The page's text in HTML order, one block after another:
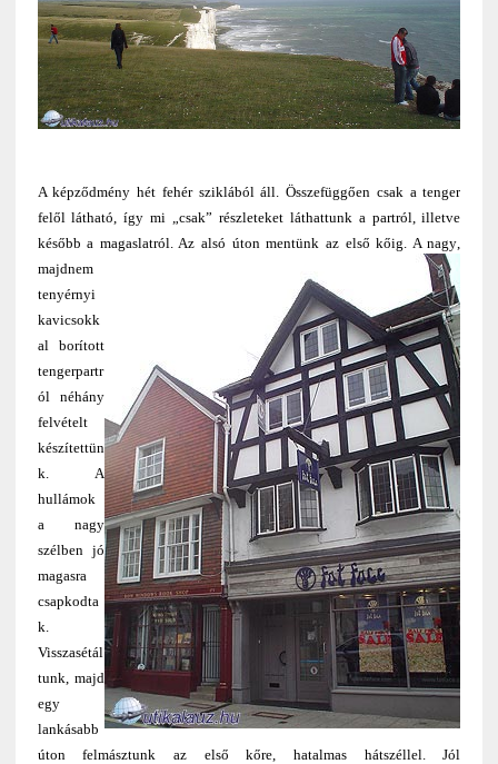
A képződmény hét fehér sziklából áll. Összefüggően csak a tenger
felől látható, így mi „csak” részleteket láthattunk a partról, illetve
később a magaslatról. Az alsó úton mentünk az első kőig. A nagy
majdnem
tenyérnyi
kavicsokk
al borított
tengerpartr
ól néhány
felvételt
készítettün
k. A
hullámok
a nagy
szélben jó
magasra
csapkodta
k.
Visszasétál
tunk, majd
egy
lankásabb
úton felmásztunk az első kőre, hatalmas hátszéllel. Jól